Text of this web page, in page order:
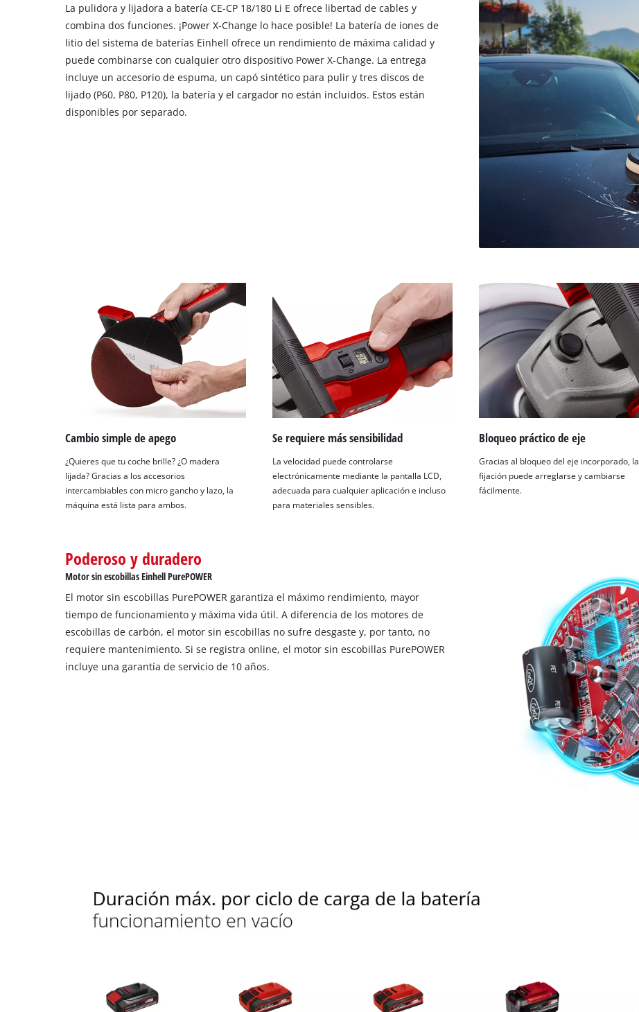
¡Necesitamos su consentimiento para
cargar el servicio Google Maps!
This content is not permitted to load due
to trackers that are not disclosed to the
visitor. The website owner needs to setup
the site with their CMP to add this content
Usercentrics Consent
Management Platform
La pulidora y lijadora a batería CE-CP 18/180 Li E ofrece libertad de cables y
combina dos funciones. ¡Power X-Change lo hace posible! La batería de iones de
litio del sistema de baterías Einhell ofrece un rendimiento de máxima calidad y
puede combinarse con cualquier otro dispositivo Power X-Change. La entrega
incluye un accesorio de espuma, un capó sintético para pulir y tres discos de
lijado (P60, P80, P120), la batería y el cargador no están incluidos. Estos están
disponibles por separado.
Cambio simple de apego
¿Quieres que tu coche brille? ¿O madera
lijada? Gracias a los accesorios
intercambiables con micro gancho y lazo, la
máquina está lista para ambos.
Se requiere más sensibilidad
La velocidad puede controlarse
electrónicamente mediante la pantalla LCD,
adecuada para cualquier aplicación e incluso
para materiales sensibles.
Bloqueo práctico de eje
Gracias al bloqueo del eje incorporado, la
fijación puede arreglarse y cambiarse
fácilmente.
Poderoso y duradero
Motor sin escobillas Einhell PurePOWER
El motor sin escobillas PurePOWER garantiza el máximo rendimiento, mayor
tiempo de funcionamiento y máxima vida útil. A diferencia de los motores de
escobillas de carbón, el motor sin escobillas no sufre desgaste y, por tanto, no
requiere mantenimiento. Si se registra online, el motor sin escobillas PurePOWER
incluye una garantía de servicio de 10 años.